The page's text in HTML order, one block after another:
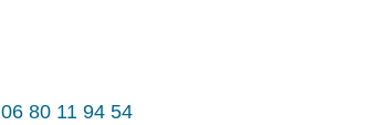
06 80 11 94 54